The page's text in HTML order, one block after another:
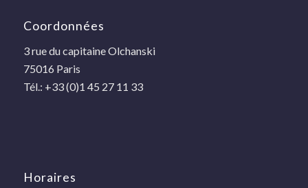
Coordonnées
3 rue du capitaine Olchanski
75016 Paris
Tél.: +33 (0)1 45 27 11 33
Horaires